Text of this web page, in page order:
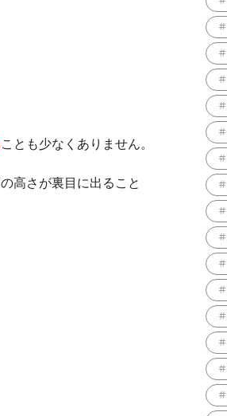
ことも少なくありません。
高さが裏目に出ること